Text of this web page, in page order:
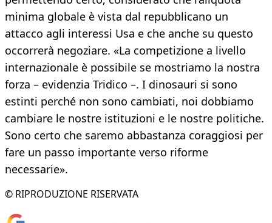
minima globale è vista dal repubblicano un
attacco agli interessi Usa e che anche su questo
occorrerà negoziare. «La competizione a livello
internazionale è possibile se mostriamo la nostra
forza – evidenzia Tridico –. I dinosauri si sono
estinti perché non sono cambiati, noi dobbiamo
cambiare le nostre istituzioni e le nostre politiche.
Sono certo che saremo abbastanza coraggiosi per
fare un passo importante verso riforme
necessarie».
© RIPRODUZIONE RISERVATA